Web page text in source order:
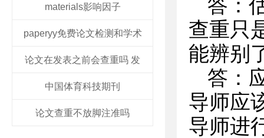
materials影响因子
paperyy免费论文检测和学术
论文在发表之前会查重吗 发
中国体育科技期刊
论文查重不放脚注准吗
答：
查重只
能辨别
答：
导师应
导师进